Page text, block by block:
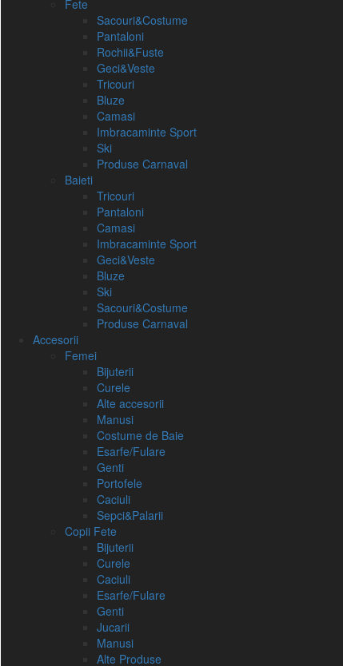
Fete
Sacouri&Costume
Pantaloni
Rochii&Fuste
Geci&Veste
Tricouri
Bluze
Camasi
Imbracaminte Sport
Ski
Produse Carnaval
Baieti
Tricouri
Pantaloni
Camasi
Imbracaminte Sport
Geci&Veste
Bluze
Ski
Sacouri&Costume
Produse Carnaval
Accesorii
Femei
Bijuterii
Curele
Alte accesorii
Manusi
Costume de Baie
Esarfe/Fulare
Genti
Portofele
Caciuli
Sepci&Palarii
Copii Fete
Bijuterii
Curele
Caciuli
Esarfe/Fulare
Genti
Jucarii
Manusi
Alte Produse